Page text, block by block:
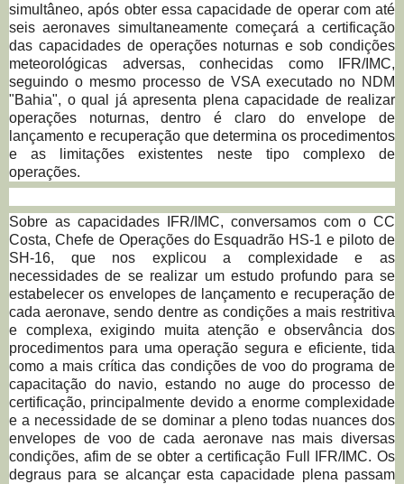
simultâneo, após obter essa capacidade de operar com até
seis aeronaves simultaneamente começará a certificação
das capacidades de operações noturnas e sob condições
meteorológicas adversas, conhecidas como IFR/IMC,
seguindo o mesmo processo de VSA executado no NDM
"Bahia", o qual já apresenta plena capacidade de realizar
operações noturnas, dentro é claro do envelope de
lançamento e recuperação que determina os procedimentos
e as limitações existentes neste tipo complexo de
operações.
Sobre as capacidades IFR/IMC, conversamos com o CC
Costa, Chefe de Operações do Esquadrão HS-1 e piloto de
SH-16, que nos explicou a complexidade e as
necessidades de se realizar um estudo profundo para se
estabelecer os envelopes de lançamento e recuperação de
cada aeronave, sendo dentre as condições a mais restritiva
e complexa, exigindo muita atenção e observância dos
procedimentos para uma operação segura e eficiente, tida
como a mais crítica das condições de voo do programa de
capacitação do navio, estando no auge do processo de
certificação, principalmente devido a enorme complexidade
e a necessidade de se dominar a pleno todas nuances dos
envelopes de voo de cada aeronave nas mais diversas
condições, afim de se obter a certificação Full IFR/IMC. Os
degraus para se alcançar esta capacidade plena passam